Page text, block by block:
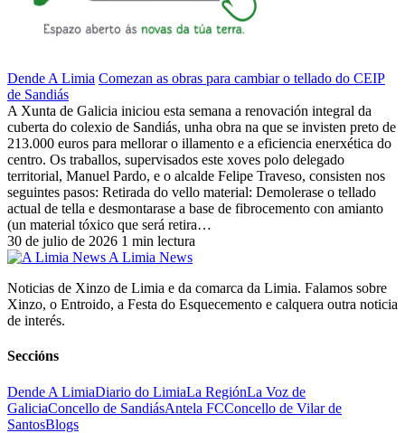
Dende A Limia Comezan as obras para cambiar o tellado do CEIP
de Sandiás
A Xunta de Galicia iniciou esta semana a renovación integral da
cuberta do colexio de Sandiás, unha obra na que se invisten preto de
213.000 euros para mellorar o illamento e a eficiencia enerxética do
centro. Os traballos, supervisados este xoves polo delegado
territorial, Manuel Pardo, e o alcalde Felipe Traveso, consisten nos
seguintes pasos: Retirada do vello material: Demolerase o tellado
actual de tella e desmontarase a base de fibrocemento con amianto
(un material tóxico que será retira…
30 de julio de 2026 1 min lectura
A Limia News
Noticias de Xinzo de Limia e da comarca da Limia. Falamos sobre
Xinzo, o Entroido, a Festa do Esquecemento e calquera outra noticia
de interés.
Seccións
Dende A LimiaDiario do LimiaLa RegiónLa Voz de
GaliciaConcello de SandiásAntela FCConcello de Vilar de
SantosBlogs